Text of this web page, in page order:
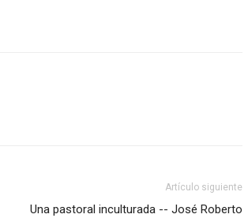
Artículo siguiente
Una pastoral inculturada -- José Roberto